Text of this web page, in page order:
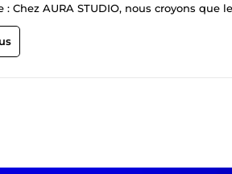
AURA STUDIO, nous croyons que le
pour : Guider l’attention,
projet est réalisé sur mesure, en
avons accompagné de nombreux